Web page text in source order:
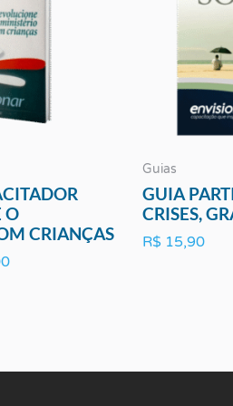
O
CRIANÇAS
Guias
GUIA
CRISES,
R$ 15,90